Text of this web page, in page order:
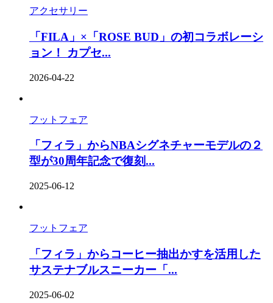
アクセサリー
「FILA」×「ROSE BUD」の初コラボレーシ
ョン！ カプセ...
2026-04-22
フットフェア
「フィラ」からNBAシグネチャーモデルの２
型が30周年記念で復刻...
2025-06-12
フットフェア
「フィラ」からコーヒー抽出かすを活用した
サステナブルスニーカー「...
2025-06-02